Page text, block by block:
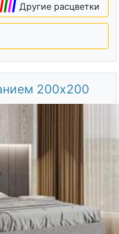
|||| Другие расцветки
200х200